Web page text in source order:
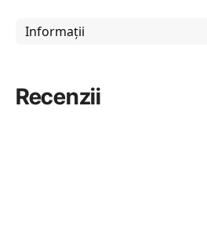
Informații
Recenzii